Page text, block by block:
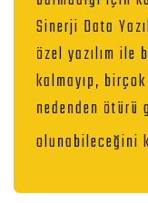
Sinerji Data
özel yazılım ile
kalmayıp,
nedenden ötürü
olunabileceğini